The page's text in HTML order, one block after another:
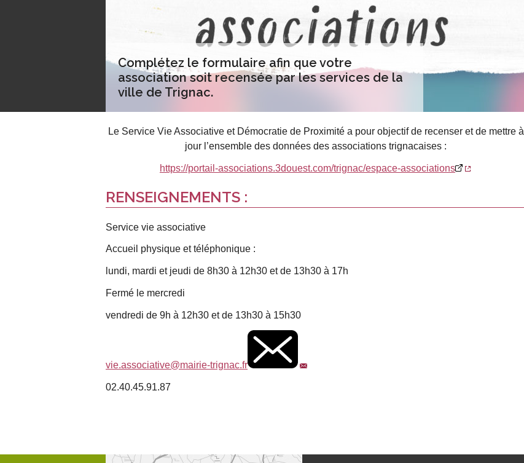
Complétez le formulaire afin que votre
association soit recensée par les services de la
ville de Trignac.
Le Service Vie Associative et Démocratie de Proximité a pour objectif de recenser et de mettre à
jour l’ensemble des données des associations trignacaises :
https://portail-associations.3douest.com/trignac/espace-associations
RENSEIGNEMENTS :
Service vie associative
Accueil physique et téléphonique :
lundi, mardi et jeudi de 8h30 à 12h30 et de 13h30 à 17h
Fermé le mercredi
vendredi de 9h à 12h30 et de 13h30 à 15h30
vie.associative@mairie-trignac.fr
02.40.45.91.87